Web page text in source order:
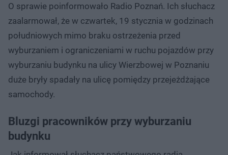
O sprawie poinformowało Radio Poznań. Ich słuchacz
zaalarmował, że w czwartek, 19 stycznia w godzinach
południowych mimo braku ostrzeżenia przed
wyburzaniem i ograniczeniami w ruchu pojazdów przy
wyburzaniu budynku na ulicy Wierzbowej w Poznaniu
duże bryły spadały na ulicę pomiędzy przejeżdżające
samochody.
Bluzgi pracowników przy wyburzaniu
budynku